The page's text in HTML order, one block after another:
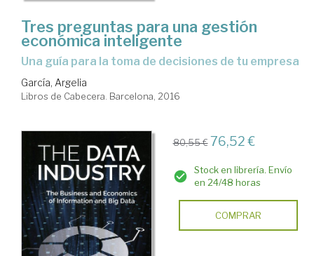
Tres preguntas para una gestión
económica inteligente
una guía para la toma de decisiones de tu empresa
García, Argelia
Libros de Cabecera. Barcelona, 2016
80,55 € 76,52 €
Stock en librería. Envío
en 24/48 horas
COMPRAR